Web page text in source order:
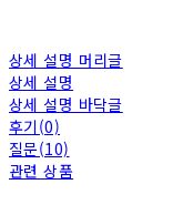
상세 설명 머리글
상세 설명
상세 설명 바닥글
후기(0)
질문(10)
관련 상품